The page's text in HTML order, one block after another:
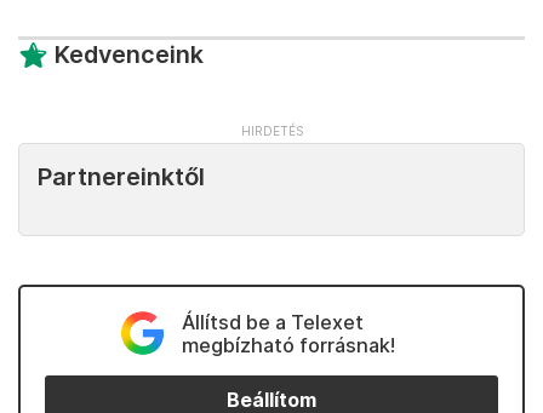
Kedvenceink
Partnereinktől
Állítsd be a Telexet
megbízható forrásnak!
Beállítom